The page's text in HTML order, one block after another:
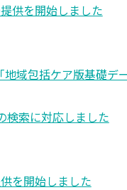
供を開始しました
域包括ケア版基礎デ
検索に対応しました
を開始しました